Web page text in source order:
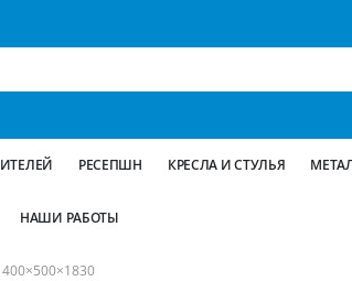
РЕСЕПШН КРЕСЛА И СТУЛЬЯ
НАШИ РАБОТЫ